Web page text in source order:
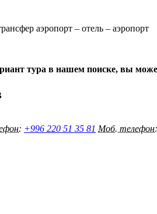
аэропорт – отель – аэропорт
тура в нашем поиске, вы
+996 220 51 35 81 Моб. телефон: